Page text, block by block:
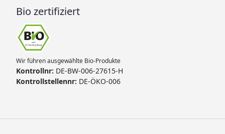
Bio zertifiziert
Wir führen ausgewählte Bio-Produkte
Kontrollnr: DE-BW-006-27615-H
Kontrollstellennr: DE-ÖKO-006